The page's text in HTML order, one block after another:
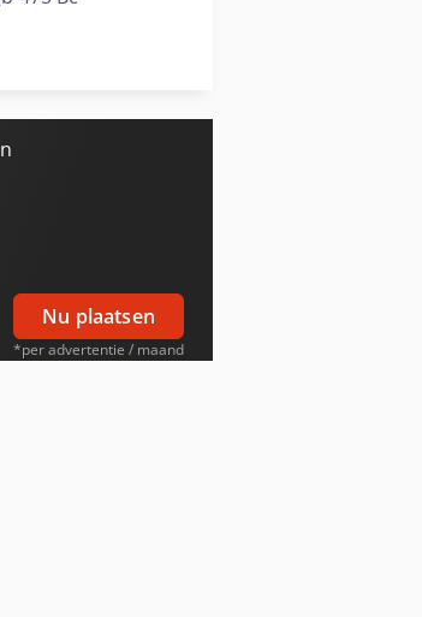
Nu plaatsen
*per advertentie / maand